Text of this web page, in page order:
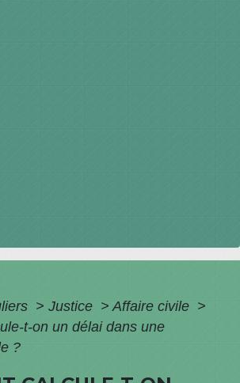
> Justice > Affaire civile >
t-on un délai dans une
?